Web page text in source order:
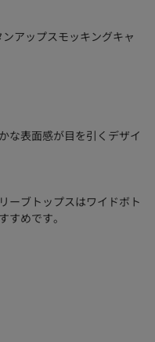
ンアップスモッキングキャ
な表面感が目を引くデザイ
ーブトップスはワイドボト
すめです。